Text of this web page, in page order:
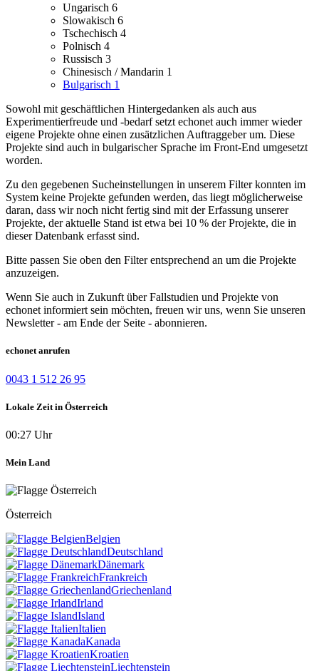
Ungarisch 6
Slowakisch 6
Tschechisch 4
Polnisch 4
Russisch 3
Chinesisch / Mandarin 1
Bulgarisch 1
Sowohl mit geschäftlichen Hintergedanken als auch aus
Experimentierfreude und -bedarf setzt echonet auch immer wieder
eigene Projekte ohne einen zusätzlichen Auftraggeber um. Diese
Projekte sind auch in bulgarischer Sprache im Front-End umgesetzt
worden.
Zu den gegebenen Sucheinstellungen in unserem Filter konnten im
System keine Projekte gefunden werden, das liegt möglicherweise
daran, dass wir noch nicht fertig sind mit der Erfassung unserer
Projekte, der aktuelle Stand ist etwa bei 10 % der Projekte, die in
dieser Datenbank erfasst sind.
Bitte passen Sie oben den Filter entsprechend an um die Projekte
anzuzeigen.
Wenn Sie auch in Zukunft über Fallstudien und Projekte von
echonet informiert sein möchten, freuen wir uns, wenn Sie unseren
Newsletter - am Ende der Seite - abonnieren.
echonet anrufen
0043 1 512 26 95
Lokale Zeit in Österreich
00:27 Uhr
Mein Land
Österreich
Belgien
Deutschland
Dänemark
Frankreich
Griechenland
Irland
Island
Italien
Kanada
Kroatien
Liechtenstein